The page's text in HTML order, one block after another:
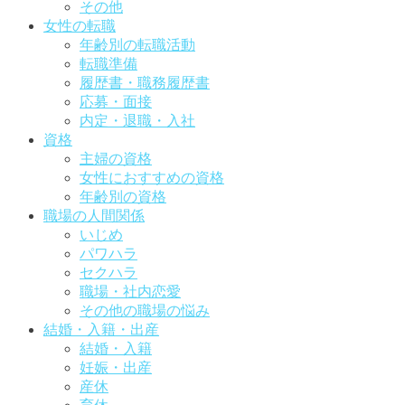
その他
女性の転職
年齢別の転職活動
転職準備
履歴書・職務履歴書
応募・面接
内定・退職・入社
資格
主婦の資格
女性におすすめの資格
年齢別の資格
職場の人間関係
いじめ
パワハラ
セクハラ
職場・社内恋愛
その他の職場の悩み
結婚・入籍・出産
結婚・入籍
妊娠・出産
産休